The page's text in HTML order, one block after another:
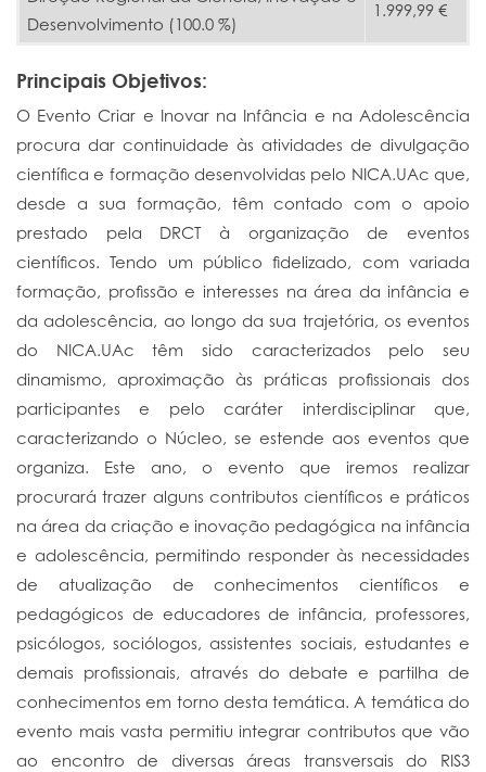
Desenvolvimento (100.0 %)
1.999,99 €
Principais Objetivos:
O Evento Criar e Inovar na Infância e na Adolescência
procura dar continuidade às atividades de divulgação
científica e formação desenvolvidas pelo NICA.UAc que,
desde a sua formação, têm contado com o apoio
prestado pela DRCT à organização de eventos
científicos. Tendo um público fidelizado, com variada
formação, profissão e interesses na área da infância e
da adolescência, ao longo da sua trajetória, os eventos
do NICA.UAc têm sido caracterizados pelo seu
dinamismo, aproximação às práticas profissionais dos
participantes e pelo caráter interdisciplinar que,
caracterizando o Núcleo, se estende aos eventos que
organiza. Este ano, o evento que iremos realizar
procurará trazer alguns contributos científicos e práticos
na área da criação e inovação pedagógica na infância
e adolescência, permitindo responder às necessidades
de atualização de conhecimentos científicos e
pedagógicos de educadores de infância, professores,
psicólogos, sociólogos, assistentes sociais, estudantes e
demais profissionais, através do debate e partilha de
conhecimentos em torno desta temática. A temática do
evento mais vasta permitiu integrar contributos que vão
ao encontro de diversas áreas transversais do RIS3